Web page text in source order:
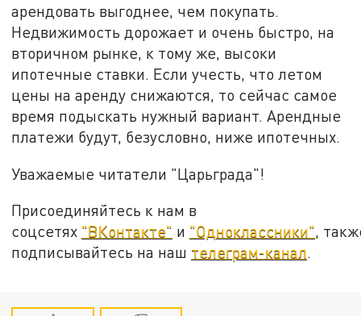
арендовать выгоднее, чем покупать.
Недвижимость дорожает и очень быстро, на
вторичном рынке, к тому же, высоки
ипотечные ставки. Если учесть, что летом
цены на аренду снижаются, то сейчас самое
время подыскать нужный вариант. Арендные
платежи будут, безусловно, ниже ипотечных.
Уважаемые читатели "Царьграда"!
Присоединяйтесь к нам в
соцсетях "ВКонтакте" и "Одноклассники",
подписывайтесь на наш телеграм-канал.